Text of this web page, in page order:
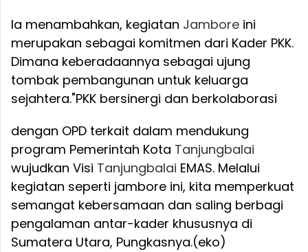
Ia menambahkan, kegiatan Jambore ini
merupakan sebagai komitmen dari Kader PKK.
Dimana keberadaannya sebagai ujung
tombak pembangunan untuk keluarga
sejahtera."PKK bersinergi dan berkolaborasi
dengan OPD terkait dalam mendukung
program Pemerintah Kota Tanjungbalai
wujudkan Visi Tanjungbalai EMAS. Melalui
kegiatan seperti jambore ini, kita memperkuat
semangat kebersamaan dan saling berbagi
pengalaman antar-kader khususnya di
Sumatera Utara, Pungkasnya.(eko)